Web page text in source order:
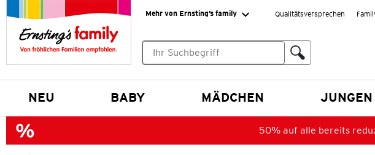
Mehr von Ernsting’s family Qualitätsversprechen
NEU BABY MÄDCHEN JUNGEN
50% auf alle bereits